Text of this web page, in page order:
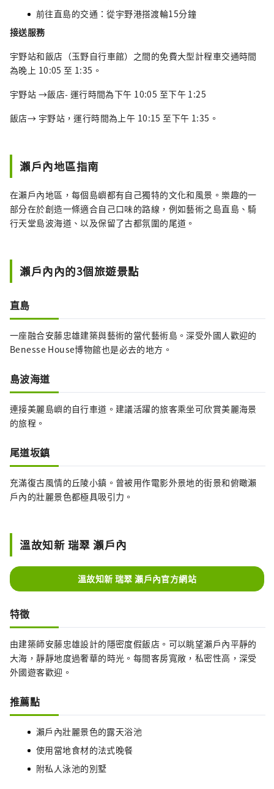
前往直島的交通：從宇野港搭渡輪15分鐘
接送服務
宇野站和飯店（玉野自行車館）之間的免費大型計程車交通時間
為晚上 10:05 至 1:35。
宇野站 →飯店- 運行時間為下午 10:05 至下午 1:25
飯店→ 宇野站，運行時間為上午 10:15 至下午 1:35。
瀨戶內地區指南
在瀨戶內地區，每個島嶼都有自己獨特的文化和風景。樂趣的一
部分在於創造一條適合自己口味的路線，例如藝術之島直島、騎
行天堂島波海道、以及保留了古都氛圍的​​尾道。
瀨戶內內的3個旅遊景點
直島
一座融合安藤忠雄建築與藝術的當代藝術島。深受外國人歡迎的
Benesse House博物館也是必去的地方。
島波海道
連接美麗島嶼的自行車道。建議活躍的旅客乘坐可欣賞美麗海景
的旅程。
尾道坂鎮
充滿復古風情的丘陵小鎮。曾被用作電影外景地的街景和俯瞰瀨
戶內的壯麗景色都極具吸引力。
溫故知新 瑞翠 瀨戶內
溫故知新 瑞翠 瀨戶內官方網站
特徵
由建築師安藤忠雄設計的隱密度假飯店。可以眺望瀨戶內平靜的
大海，靜靜地度過奢華的時光。每間客房寬敞，私密性高，深受
外國遊客歡迎。
推薦點
瀨戶內壯麗景色的露天浴池
使用當地食材的法式晚餐
附私人泳池的別墅